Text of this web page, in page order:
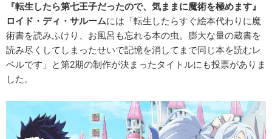
『転生したら第七王子だったので、気ままに魔術を極めます』
ロイド・ディ・サルームには「転生したらすぐ絵本代わりに魔
術書を読みふけり、お風呂も忘れる本の虫。膨大な量の蔵書を
読み尽くしてしまったせいで記憶を消してまで同じ本を読むレ
ベルです」と第2期の制作が決まったタイトルにも投票がありま
した。